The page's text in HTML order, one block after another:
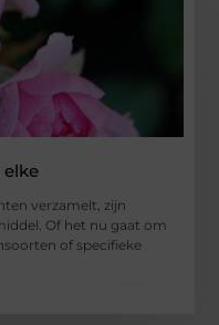
elke
verzamelt, zijn
Of het nu gaat om
of specifieke